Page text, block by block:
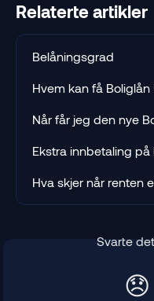
Relaterte artikler
Belåningsgrad
Hvem kan få
Når får jeg den nye
Ekstra innbetaling på
Hva skjer når renten
Svarte
😞